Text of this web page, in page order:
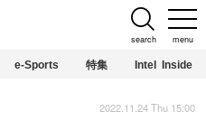
menu
search
e-Sports 特集 Intel Inside
2022.11.24 Thu 15:00